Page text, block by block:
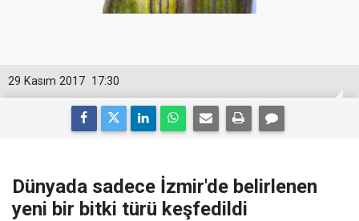
17:30
29 Kasım 2017
Dünyada sadece İzmir'de belirlenen
yeni bir bitki türü keşfedildi